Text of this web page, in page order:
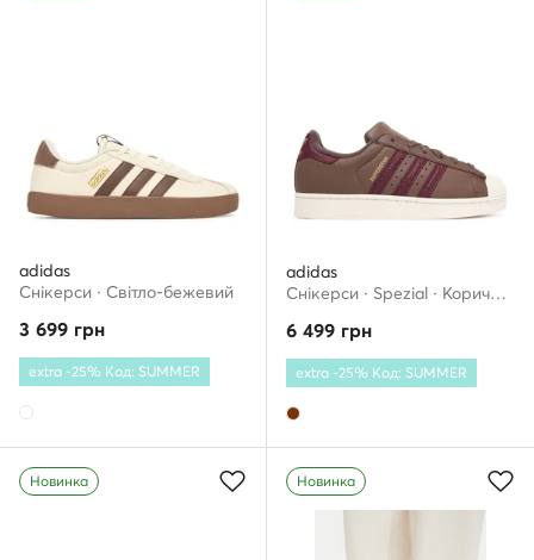
adidas
Снікерcи · Світло-бежевий
3 699 грн
extra -25% Код: SUMMER
adidas
Снікерcи · Spezial · Коричневий
6 499 грн
extra -25% Код: SUMMER
Новинка Новинка